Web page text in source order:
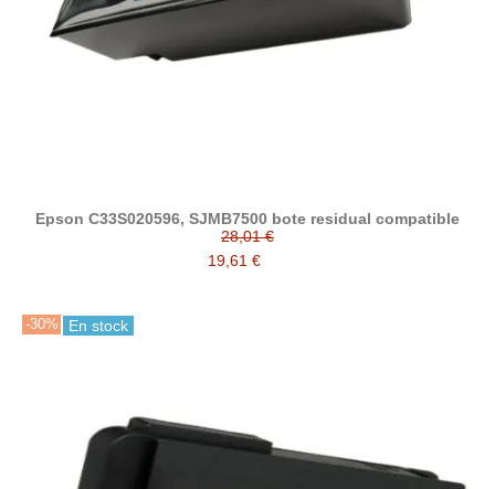
Epson C33S020596, SJMB7500 bote residual compatible
28,01 €
19,61 €
-30% En stock